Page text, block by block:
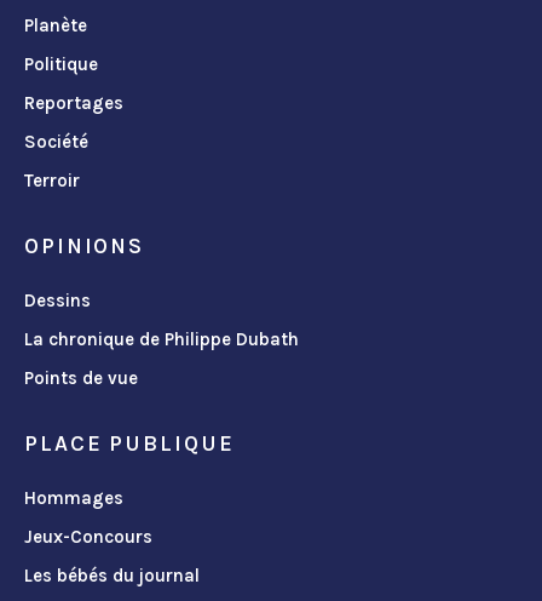
Planète
Politique
Reportages
Société
Terroir
OPINIONS
Dessins
La chronique de Philippe Dubath
Points de vue
PLACE PUBLIQUE
Hommages
Jeux-Concours
Les bébés du journal